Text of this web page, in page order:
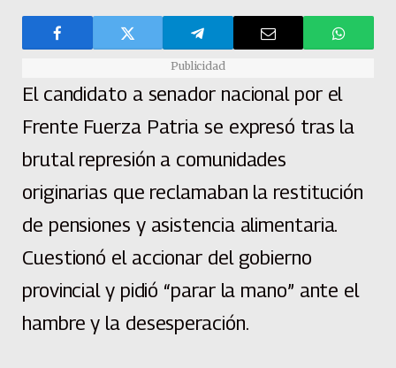
Publicidad
El candidato a senador nacional por el
Frente Fuerza Patria se expresó tras la
brutal represión a comunidades
originarias que reclamaban la restitución
de pensiones y asistencia alimentaria.
Cuestionó el accionar del gobierno
provincial y pidió “parar la mano” ante el
hambre y la desesperación.